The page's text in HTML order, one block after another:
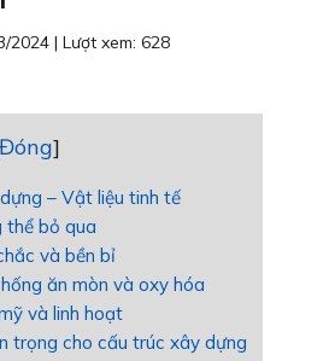
2024 | Lượt xem: 628
Đóng]
– Vật liệu tinh tế
thể bỏ qua
và bền bỉ
ăn mòn và oxy hóa
và linh hoạt
trọng cho cấu trúc xây dựng